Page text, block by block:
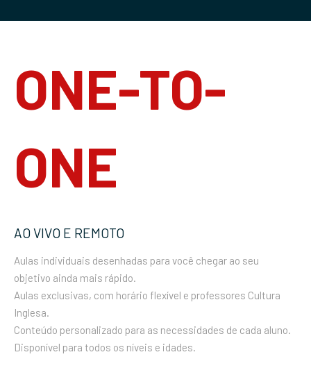
ONE-TO-
ONE
AO VIVO E REMOTO
Aulas individuais desenhadas para você chegar ao seu
objetivo ainda mais rápido.
Aulas exclusivas, com horário flexível e professores Cultura
Inglesa.
Conteúdo personalizado para as necessidades de cada aluno.
Disponível para todos os níveis e idades.